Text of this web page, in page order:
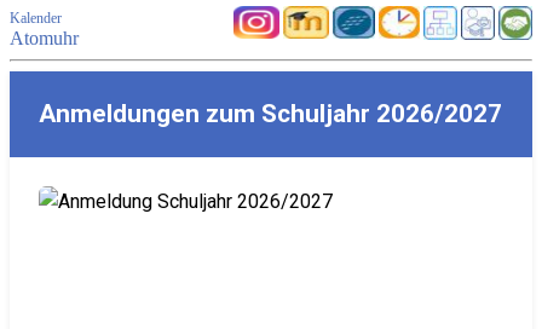
Kalender
Atomuhr
Anmeldungen zum Schuljahr 2026/2027